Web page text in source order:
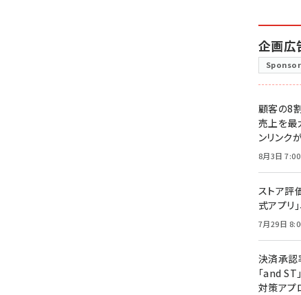
企画広
顧客の8
売上を最
ンリンク
8月3日 7:00
ストア評
式アプリ
7月29日
決済承認
「and
対策アプ